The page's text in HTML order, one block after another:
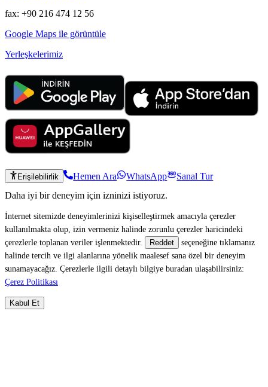
fax: +90 216 474 12 56
Google Maps ile görüntüle
Yerleşkelerimiz
Erişilebilirlik Hemen Ara WhatsApp
Sanal Tur
Daha iyi bir deneyim için izninizi istiyoruz.
İnternet sitemizde deneyimlerinizi kişiselleştirmek amacıyla çerezler
kullanılmakta olup, izin vermeniz halinde zorunlu çerezler haricindeki
çerezlerle toplanan veriler işlenmektedir.
Reddet
seçeneğine tıklamanız
halinde tercih ve ilgi alanlarına yönelik maalesef sana özel bir deneyim
sunamayacağız. Çerezlerle ilgili detaylı bilgiye buradan ulaşabilirsiniz:
Çerez Politikası
Kabul Et